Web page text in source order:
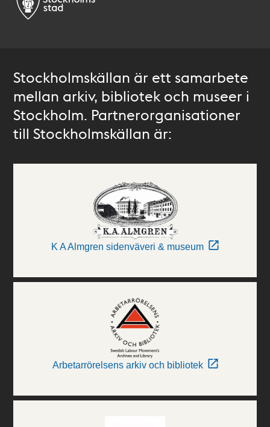
Stockholmskällan är ett samarbete
mellan arkiv, bibliotek och museer i
Stockholm. Partnerorganisationer
till Stockholmskällan är:
K A Almgren sidenväveri & museum
Arbetarrörelsens arkiv och bibliotek